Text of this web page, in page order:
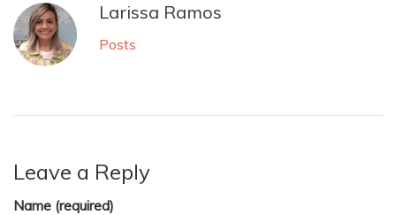
Larissa Ramos
Posts
Leave a Reply
Name (required)